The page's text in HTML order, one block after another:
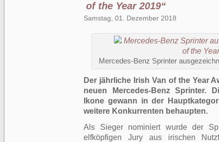
of the Year 2019“
Samstag, 01. Dezember 2018
Mercedes-Benz Sprinter
Der jährliche Irish Van of the Year
neuen Mercedes-Benz Sprinter.
Ikone gewann in der
weitere Konkurrenten behaupten.
Als Sieger nominiert wurde der
elfköpfigen Jury aus irischen